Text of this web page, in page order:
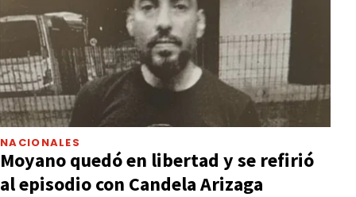
NACIONALES
Moyano quedó en libertad y se refirió
al episodio con Candela Arizaga